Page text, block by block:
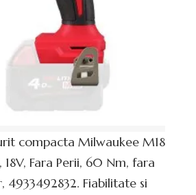
compacta Milwaukee M18
18V, Fara Perii, 60 Nm, fara
4933492832. Fiabilitate si